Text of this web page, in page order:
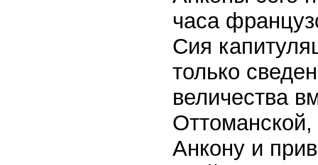
часа
Сия
только
величества
Анкону и